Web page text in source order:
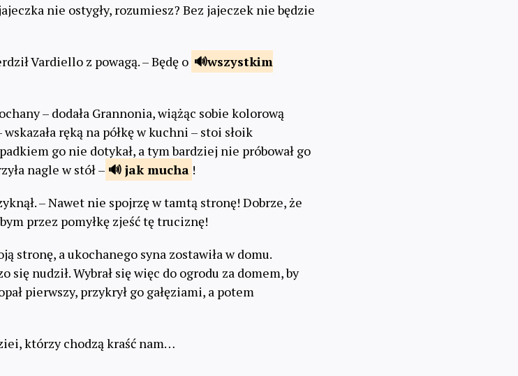
nie ostygły, rozumiesz? Bez jajeczek nie będzie
Vardiello z powagą. – Będę o
wszystkim
– dodała Grannonia, wiążąc sobie kolorową
ręką na półkę w kuchni – stoi słoik
go nie dotykał, a tym bardziej nie próbował go
nagle w stół –
jakmucha !
– Nawet nie spojrzę w tamtą stronę! Dobrze, że
przez pomyłkę zjeść tę truciznę!
stronę, a ukochanego syna zostawiła w domu.
nudził. Wybrał się więc do ogrodu za domem, by
pierwszy, przykrył go gałęziami, a potem
którzy chodzą kraść nam…